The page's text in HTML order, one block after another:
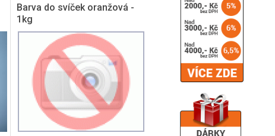
Barva do svíček oranžová -
1kg